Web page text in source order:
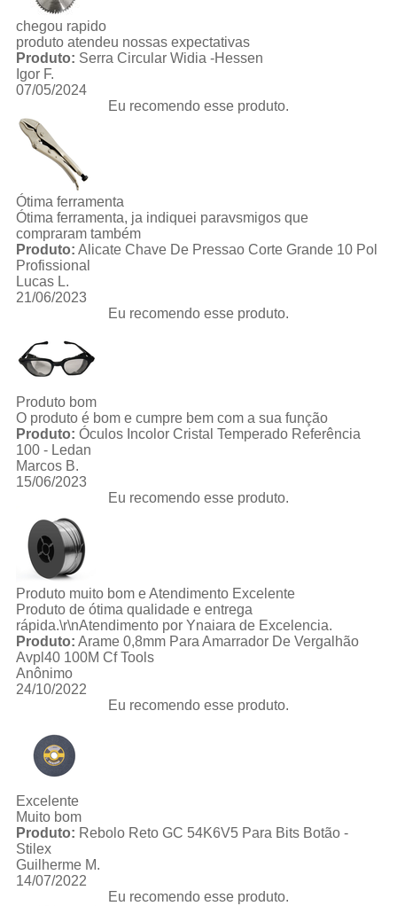
chegou rapido
produto atendeu nossas expectativas
Produto: Serra Circular Widia -Hessen
Igor F.
07/05/2024
Eu recomendo esse produto.
Ótima ferramenta
Ótima ferramenta, ja indiquei paravsmigos que
compraram também
Produto: Alicate Chave De Pressao Corte Grande 10 Pol
Profissional
Lucas L.
21/06/2023
Eu recomendo esse produto.
Produto bom
O produto é bom e cumpre bem com a sua função
Produto: Óculos Incolor Cristal Temperado Referência
100 - Ledan
Marcos B.
15/06/2023
Eu recomendo esse produto.
Produto muito bom e Atendimento Excelente
Produto de ótima qualidade e entrega
rápida.\r\nAtendimento por Ynaiara de Excelencia.
Produto: Arame 0,8mm Para Amarrador De Vergalhão
Avpl40 100M Cf Tools
Anônimo
24/10/2022
Eu recomendo esse produto.
Excelente
Muito bom
Produto: Rebolo Reto GC 54K6V5 Para Bits Botão -
Stilex
Guilherme M.
14/07/2022
Eu recomendo esse produto.